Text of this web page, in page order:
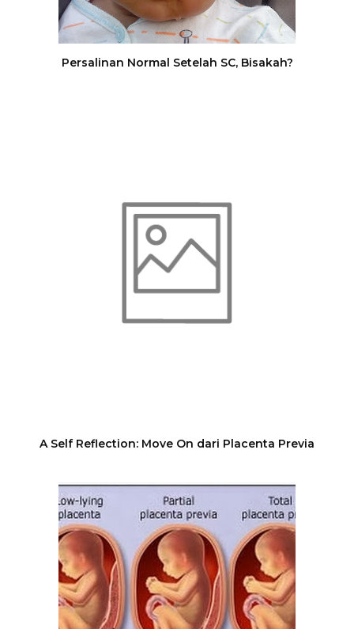
Persalinan Normal Setelah SC, Bisakah?
A Self Reflection: Move On dari Placenta Previa